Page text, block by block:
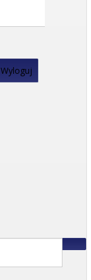
Wyloguj